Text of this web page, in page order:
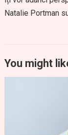
Natalie Portman
You might